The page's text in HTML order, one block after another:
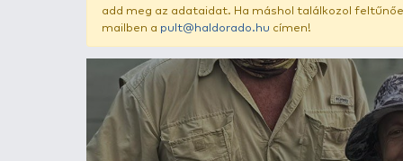
add meg az adataidat. Ha máshol
mailben apult@haldorado.hu címen!